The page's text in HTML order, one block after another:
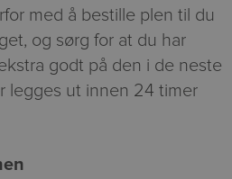
med å bestille plen til du
og sørg for at du har
godt på den i de neste
legges ut innen 24 timer